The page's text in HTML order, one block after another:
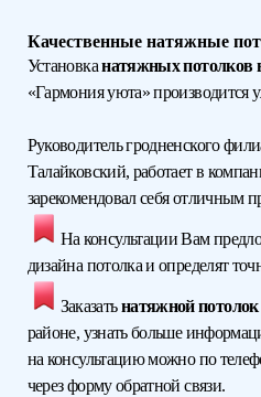
Качественные натяжные
Установканатяжных потолков
«Гармония уюта» производится
Руководитель гродненского
Талайковский, работает в
зарекомендовал себя отличным
На консультации Вам
дизайна потолка и определят
Заказатьнатяжной потолок
районе, узнать больше
на консультацию можно по
через форму обратной связи.